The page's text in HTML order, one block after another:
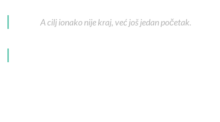
A cilj ionako nije kraj, već još jedan početak.